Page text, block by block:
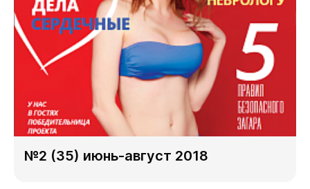
№2 (35) июнь-август 2018